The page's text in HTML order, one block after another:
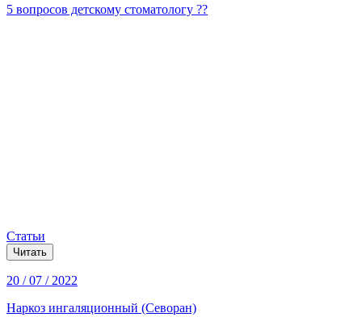
5 вопросов детскому стоматологу ??
Статьи
Читать
20 / 07 / 2022
Наркоз ингаляционный (Севоран)